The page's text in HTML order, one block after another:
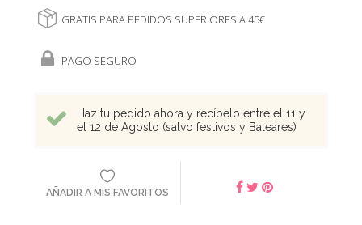
GRATIS PARA PEDIDOS SUPERIORES A 45€
PAGO SEGURO
Haz tu pedido ahora y recíbelo entre el 11 y
el 12 de Agosto (salvo festivos y Baleares)
AÑADIR A MIS FAVORITOS